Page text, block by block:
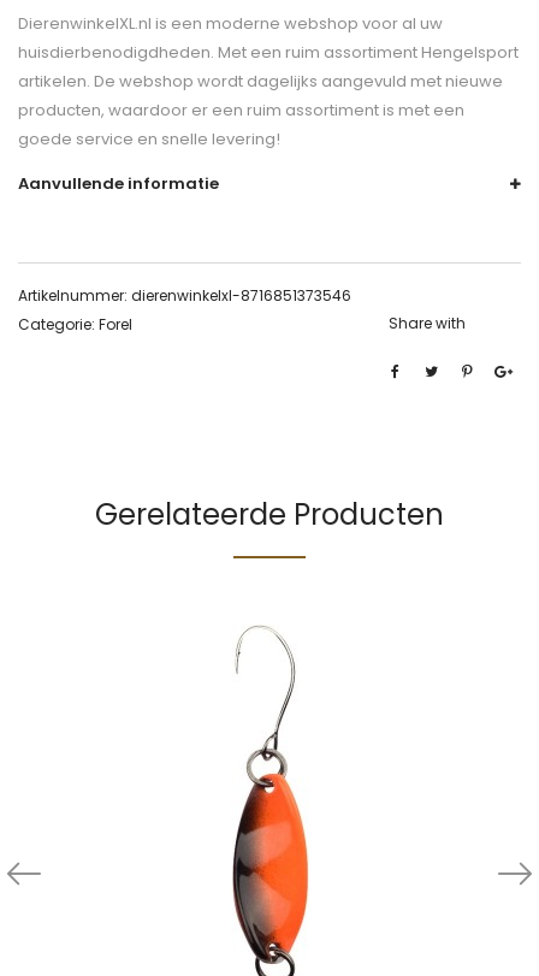
DierenwinkelXL.nl is een moderne webshop voor al uw
huisdierbenodigdheden. Met een ruim assortiment Hengelsport
artikelen. De webshop wordt dagelijks aangevuld met nieuwe
producten, waardoor er een ruim assortiment is met een
goede service en snelle levering!
Aanvullende informatie
Artikelnummer: dierenwinkelxl-8716851373546
Categorie: Forel Share with
Gerelateerde Producten